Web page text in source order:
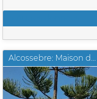
Alcossebre: Maison de campagne exclusive sur terrain de 4.881 m2